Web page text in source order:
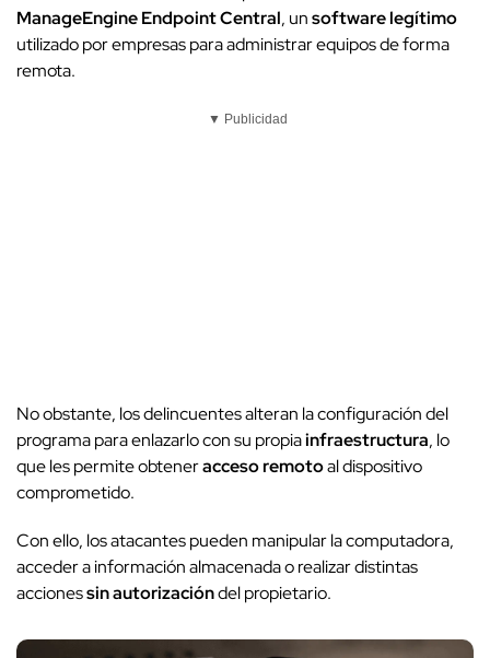
ManageEngine Endpoint Central, unsoftware legítimo
utilizado por empresas para administrar equipos de forma
remota.
▼ Publicidad
No obstante, los delincuentes alteran la configuración del
programa para enlazarlo con su propiainfraestructura, lo
que les permite obteneracceso remotoal dispositivo
comprometido.
Con ello, los atacantes pueden manipular la computadora,
acceder a información almacenada o realizar distintas
accionessin autorizacióndel propietario.